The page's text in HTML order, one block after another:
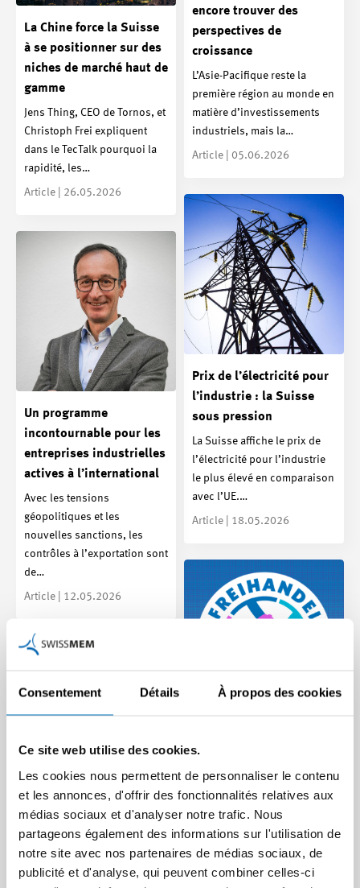
Consentement Détails À propos des cookies
Ce site web utilise des cookies.
Les cookies nous permettent de personnaliser le contenu
et les annonces, d'offrir des fonctionnalités relatives aux
médias sociaux et d'analyser notre trafic. Nous
partageons également des informations sur l'utilisation de
notre site avec nos partenaires de médias sociaux, de
publicité et d'analyse, qui peuvent combiner celles-ci
encore trouver des
perspectives de
croissance
L’Asie-Pacifique reste la
première région au monde en
matière d’investissements
industriels, mais la…
Article | 05.06.2026
La Chine force la Suisse
à se positionner sur des
niches de marché haut de
gamme
Jens Thing, CEO de Tornos, et
Christoph Frei expliquent
dans le TecTalk pourquoi la
rapidité, les…
Article | 26.05.2026
Prix de l’électricité pour
l’industrie : la Suisse
sous pression
La Suisse affiche le prix de
l’électricité pour l’industrie
le plus élevé en comparaison
avec l’UE.…
Article | 18.05.2026
Un programme
incontournable pour les
entreprises industrielles
actives à l’international
Avec les tensions
géopolitiques et les
nouvelles sanctions, les
contrôles à l’exportation sont
de…
Article | 12.05.2026
le monde meilleur
important et contribue à…
Article | 28.04.2026
Convention PEM :
nouvelles règles
d’origine à partir de
2026